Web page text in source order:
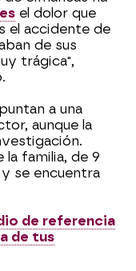
el dolor que
el accidente de
de sus
trágica",
a una
aunque la
familia, de 9
se encuentra
de referencia
de tus